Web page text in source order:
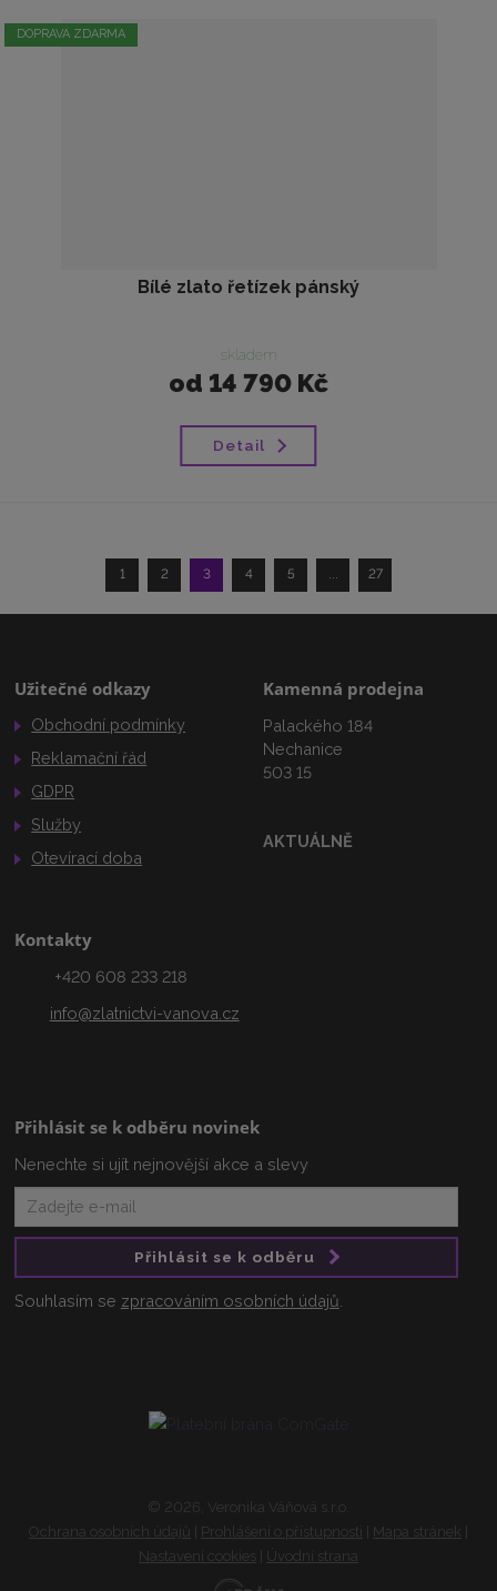
DOPRAVA ZDARMA
Bílé zlato řetízek pánský
skladem
od 14 790 Kč
Detail
1 2 3 4 5 27
Užitečné odkazy
Obchodní podmínky
Reklamační řád
GDPR
Služby
Otevírací doba
Kamenná prodejna
Palackého 184
Nechanice
503 15
AKTUÁLNĚ
Kontakty
+420 608 233 218
info@zlatnictvi-vanova.cz
Přihlásit se k odběru novinek
Nenechte si ujít nejnovější akce a slevy
Přihlásit se k odběru
Souhlasím se zpracováním osobních údajů
© 2026, Veronika Váňová s.r.o.
Ochrana osobních údajů
Prohlášení o přístupnosti Mapa stránek
Nastavení cookies
Úvodní strana